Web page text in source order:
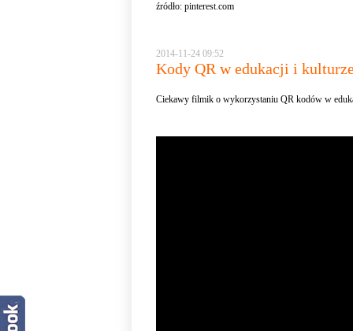
źródło: pinterest.com
2014-11-24 09:52
Kody QR w edukacji i
Ciekawy filmik o wykorzystaniu QR kodów w